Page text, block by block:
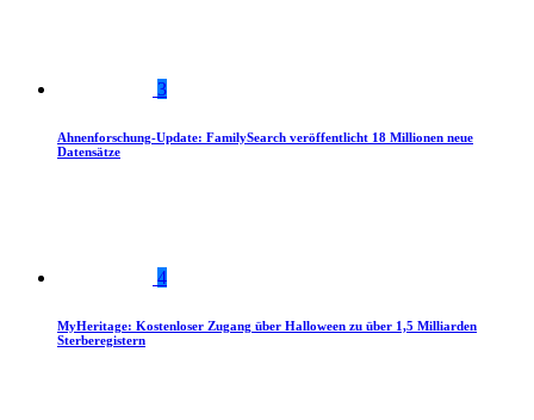
3
Ahnenforschung-Update: FamilySearch veröffentlicht 18 Millionen neue
Datensätze
4
MyHeritage: Kostenloser Zugang über Halloween zu über 1,5 Milliarden
Sterberegistern